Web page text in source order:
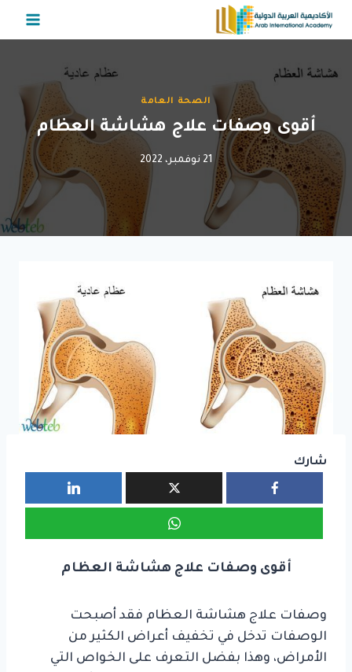
التجاوز
الصحة العامة
أقوى وصفات علاج هشاشة العظام
21 نوفمبر، 2022
شارك
أقوى وصفات علاج هشاشة العظام
وصفات علاج هشاشة العظام فقد أصبحت
الوصفات تدخل في تخفيف أعراض الكثير من
الأمراض، وهذا بفضل التعرف على الخواص التي